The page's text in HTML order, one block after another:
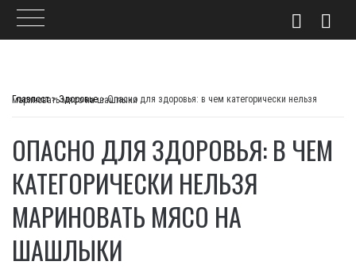
Главпост>Здоровье>
Опасно для здоровья: в чем категорически нельзя мариновать мясо на шашлыки
ОПАСНО ДЛЯ ЗДОРОВЬЯ: В ЧЕМ
КАТЕГОРИЧЕСКИ НЕЛЬЗЯ
МАРИНОВАТЬ МЯСО НА
ШАШЛЫКИ